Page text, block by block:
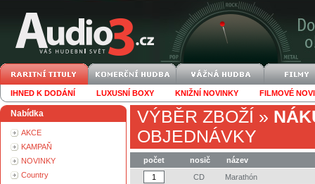
IHNED K DODÁNÍ LUXUSNÍ BOXY KNIŽNÍ NOVINKY FILMOVÉ
Nabídka
AKCE
KAMPAŇ
NOVINKY
Country
VÝBĚR ZBOŽÍ »
OBJEDNÁVKY
počet nosič
název
CD
Marathón